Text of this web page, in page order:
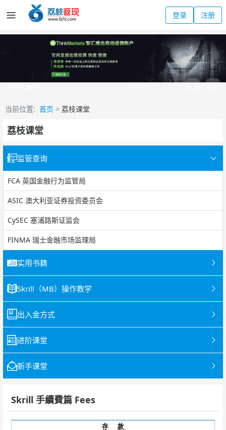
登录 注册
当前位置: 首页 > 荔枝课堂
荔枝课堂
监管查询
FCA 英国金融行为监管局
ASIC 澳大利亚证券投资委员会
CySEC 塞浦路斯证监会
FINMA 瑞士金融市场监理局
实用书籍
Skrill（MB）操作教学
出入金方式
进阶课堂
新手课堂
Skrill 手續費篇 Fees